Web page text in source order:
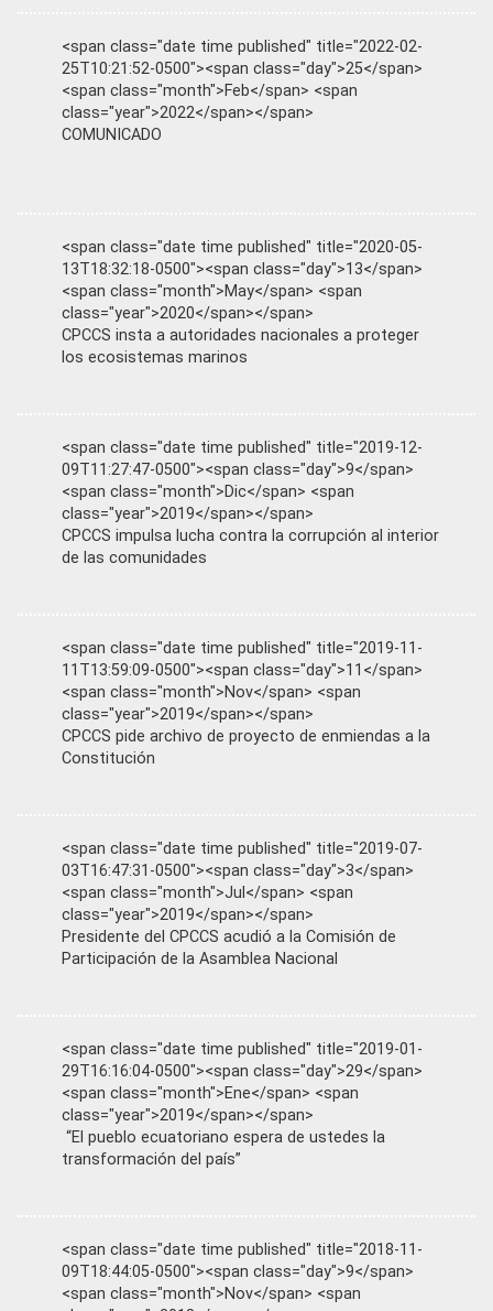
<span class="date time published" title="2022-02-
25T10:21:52-0500"><span class="day">25</span>
<span class="month">Feb</span> <span
class="year">2022</span></span>
COMUNICADO
<span class="date time published" title="2020-05-
13T18:32:18-0500"><span class="day">13</span>
<span class="month">May</span> <span
class="year">2020</span></span>
CPCCS insta a autoridades nacionales a proteger
los ecosistemas marinos
<span class="date time published" title="2019-12-
09T11:27:47-0500"><span class="day">9</span>
<span class="month">Dic</span> <span
class="year">2019</span></span>
CPCCS impulsa lucha contra la corrupción al interior
de las comunidades
<span class="date time published" title="2019-11-
11T13:59:09-0500"><span class="day">11</span>
<span class="month">Nov</span> <span
class="year">2019</span></span>
CPCCS pide archivo de proyecto de enmiendas a la
Constitución
<span class="date time published" title="2019-07-
03T16:47:31-0500"><span class="day">3</span>
<span class="month">Jul</span> <span
class="year">2019</span></span>
Presidente del CPCCS acudió a la Comisión de
Participación de la Asamblea Nacional
<span class="date time published" title="2019-01-
29T16:16:04-0500"><span class="day">29</span>
<span class="month">Ene</span> <span
class="year">2019</span></span>
“El pueblo ecuatoriano espera de ustedes la
transformación del país”
<span class="date time published" title="2018-11-
09T18:44:05-0500"><span class="day">9</span>
<span class="month">Nov</span> <span